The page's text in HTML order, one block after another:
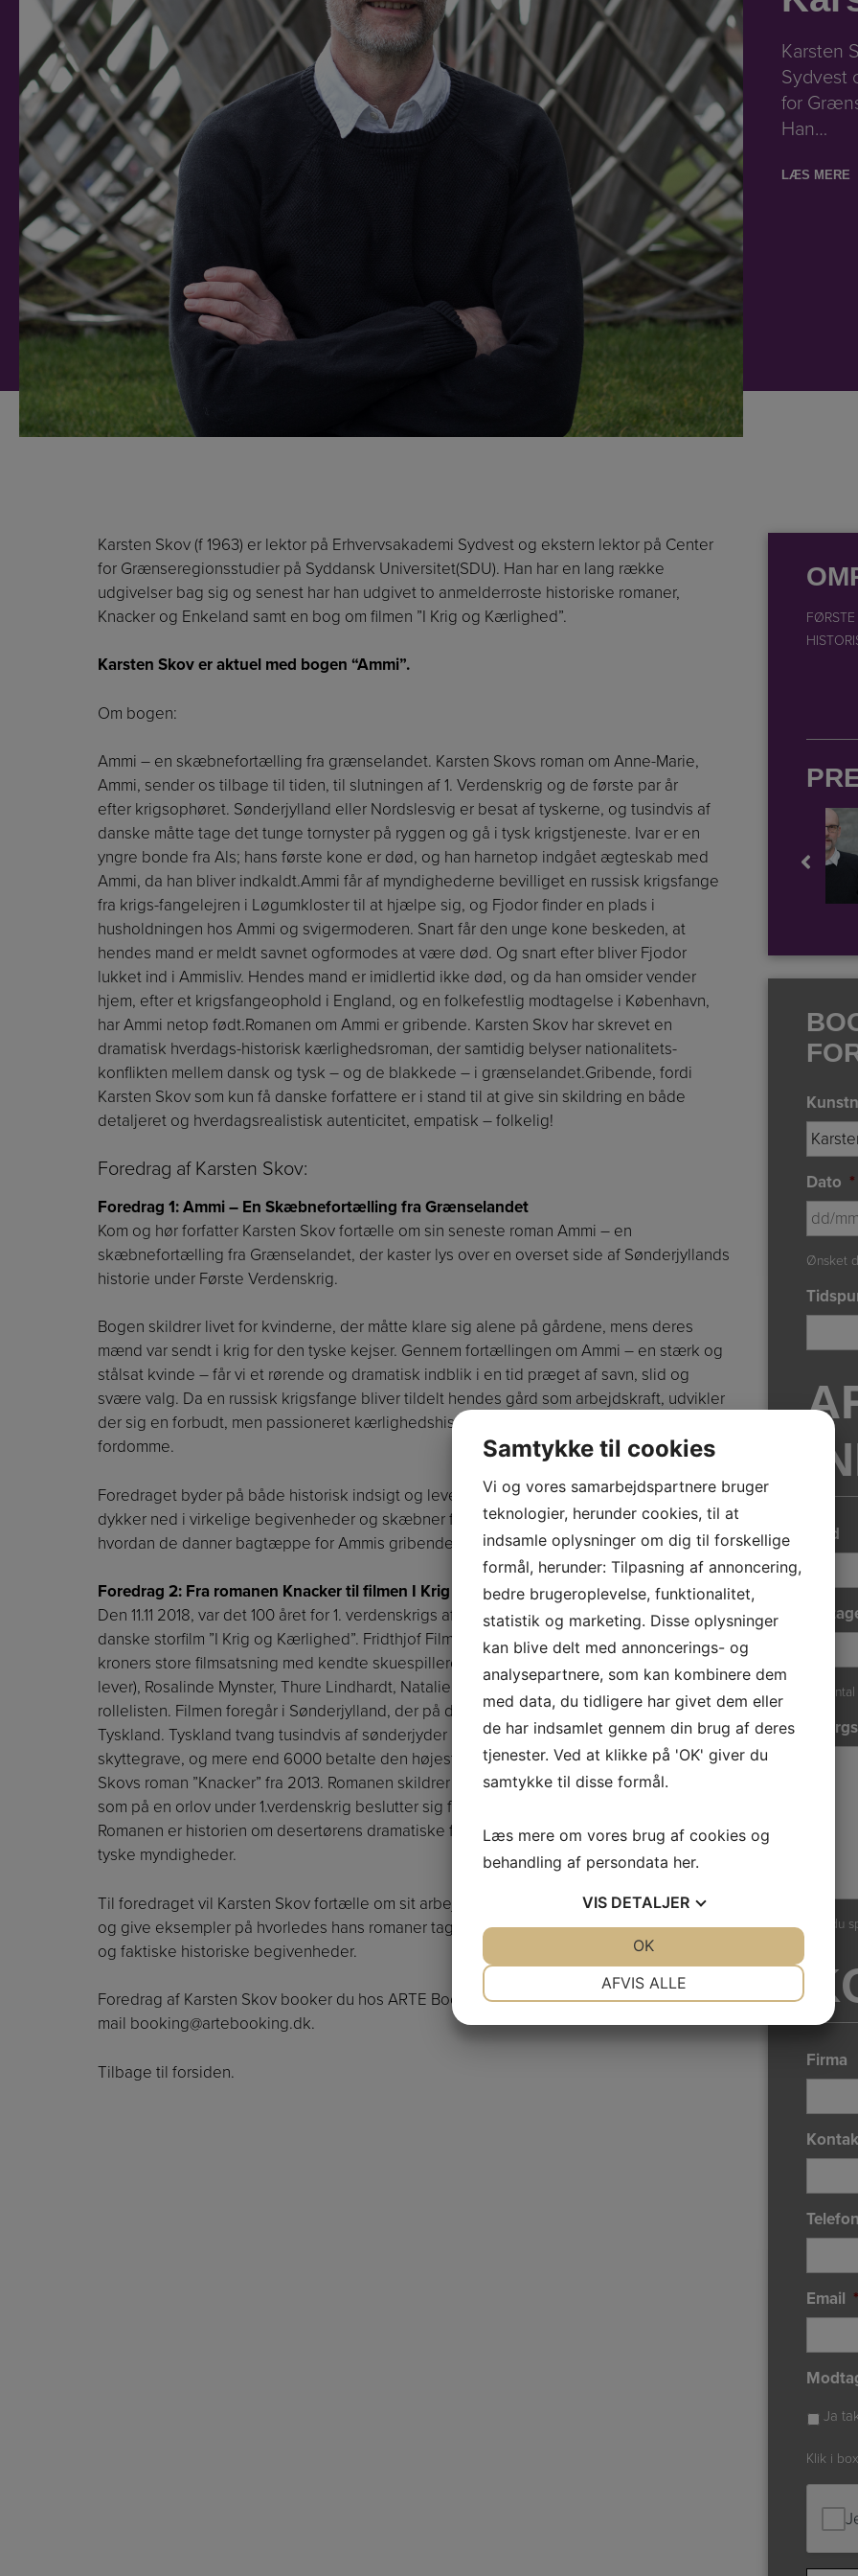
Karsten
Sydvest
for
Han…
LÆS MERE
FØRSTE
Dato *
Ønsket
Sted
Ca.
Har du
Firma
Telefon
Email *
Ja
Klik i
Karsten Skov (f 1963) er lektor på Erhvervsakademi Sydvest og ekstern lektor på Center
for Grænseregionsstudier på Syddansk Universitet(SDU). Han har en lang række
udgivelser bag sig og senest har han udgivet to anmelderroste historiske romaner,
Knacker og Enkeland samt en bog om filmen ”I Krig og Kærlighed”.
Karsten Skov er aktuel med bogen “Ammi”.
Om bogen:
Ammi – en skæbnefortælling fra grænselandet. Karsten Skovs roman om Anne-Marie,
Ammi, sender os tilbage til tiden, til slutningen af 1. Verdenskrig og de første par år
efter krigsophøret. Sønderjylland eller Nordslesvig er besat af tyskerne, og tusindvis af
danske måtte tage det tunge tornyster på ryggen og gå i tysk krigstjeneste. Ivar er en
yngre bonde fra Als; hans første kone er død, og han harnetop indgået ægteskab med
Ammi, da han bliver indkaldt.Ammi får af myndighederne bevilliget en russisk krigsfange
fra krigs-fangelejren i Løgumkloster til at hjælpe sig, og Fjodor finder en plads i
husholdningen hos Ammi og svigermoderen. Snart får den unge kone beskeden, at
hendes mand er meldt savnet ogformodes at være død. Og snart efter bliver Fjodor
lukket ind i Ammisliv. Hendes mand er imidlertid ikke død, og da han omsider vender
hjem, efter et krigsfangeophold i England, og en folkefestlig modtagelse i København,
har Ammi netop født.Romanen om Ammi er gribende. Karsten Skov har skrevet en
dramatisk hverdags-historisk kærlighedsroman, der samtidig belyser nationalitets-
konflikten mellem dansk og tysk – og de blakkede – i grænselandet.Gribende, fordi
Karsten Skov som kun få danske forfattere er i stand til at give sin skildring en både
detaljeret og hverdagsrealistisk autenticitet, empatisk – folkelig!
Foredrag af Karsten Skov:
Foredrag 1: Ammi – En Skæbnefortælling fra Grænselandet
Kom og hør forfatter Karsten Skov fortælle om sin seneste roman Ammi – en
skæbnefortælling fra Grænselandet, der kaster lys over en overset side af Sønderjyllands
historie under Første Verdenskrig.
Bogen skildrer livet for kvinderne, der måtte klare sig alene på gårdene, mens deres
mænd var sendt i krig for den tyske kejser. Gennem fortællingen om Ammi – en stærk og
stålsat kvinde – får vi et rørende og dramatisk indblik i en tid præget af savn, slid og
svære valg. Da en russisk krigsfange bliver tildelt hendes gård som arbejdskraft, udvikler
der sig en forbudt, men passioneret kærlighedshistorie på tværs af frontlinjer og
fordomme.
Foredraget byder på både historisk indsigt og levende fortællekunst, når Karsten Skov
dykker ned i virkelige begivenheder og skæbner fra Grænselandet under krigen – og
hvordan de danner bagtæppe for Ammis gribende historie.
Foredrag 2: Fra romanen Knacker til filmen I Krig og Kærlighed
Den 11.11 2018, var det 100 året for 1. verdenskrigs afslutning, dagen for premieren på den
danske storfilm ”I Krig og Kærlighed”. Fridthjof Film stod bag den 42 millioner
kroners store filmsatsning med kendte skuespillere som Sebastian Jessen (Mens vi
lever), Rosalinde Mynster, Thure Lindhardt, Natalie Maduenõ og Ulrich Thomsen på
rollelisten. Filmen foregår i Sønderjylland, der på den tid var en del af det krigsførende
Tyskland. Tyskland tvang tusindvis af sønderjyder kæmpe for sig i de blodige
skyttegrave, og mere end 6000 betalte den højeste pris. Filmen er inspireret af Karsten
Skovs roman ”Knacker” fra 2013. Romanen skildrer historien om en dansksindet desertør,
som på en orlov under 1.verdenskrig beslutter sig for at flygte fra militærtjeneste.
Romanen er historien om desertørens dramatiske flugt og den vanskelige tid i skjul for de
tyske myndigheder.
Til foredraget vil Karsten Skov fortælle om sit arbejde med romanen og filmprojektet,
og give eksempler på hvorledes hans romaner tager udgangspunkt i virkelige personer
og faktiske historiske begivenheder.
Foredrag af Karsten Skov booker du hos ARTE Booking på telefon 3848 1400 eller på
mail booking@artebooking.dk.
Tilbage til forsiden.
Samtykke til cookies
Vi og vores samarbejdspartnere bruger
teknologier, herunder cookies, til at
indsamle oplysninger om dig til forskellige
formål, herunder: Tilpasning af annoncering,
bedre brugeroplevelse, funktionalitet,
statistik og marketing. Disse oplysninger
kan blive delt med annoncerings- og
analysepartnere, som kan kombinere dem
med data, du tidligere har givet dem eller
de har indsamlet gennem din brug af deres
tjenester. Ved at klikke på 'OK' giver du
samtykke til disse formål.
Læs mere om vores brug af cookies og
behandling af persondata her.
VIS DETALJER
AFVIS ALLE
OK